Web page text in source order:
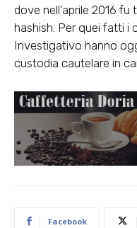
dove nell’aprile 2016
hashish. Per quei fatti i
Investigativo hanno
custodia cautelare in
Facebook